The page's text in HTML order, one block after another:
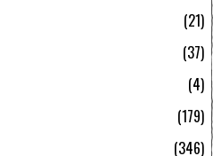
21
37
4
179
346